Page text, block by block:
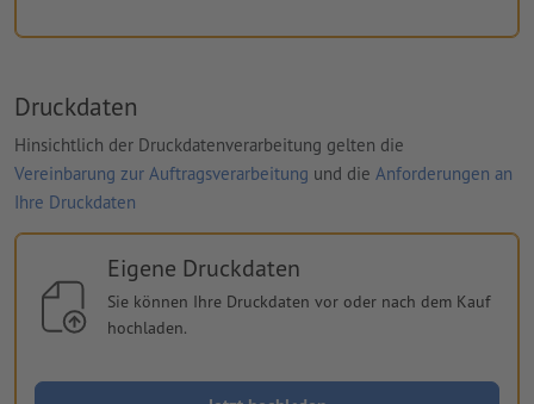
Druckdaten
Hinsichtlich der Druckdatenverarbeitung gelten die
Vereinbarung zur Auftragsverarbeitung und die Anforderungen an
Ihre Druckdaten
Eigene Druckdaten
Sie können Ihre Druckdaten vor oder nach dem Kauf
hochladen.